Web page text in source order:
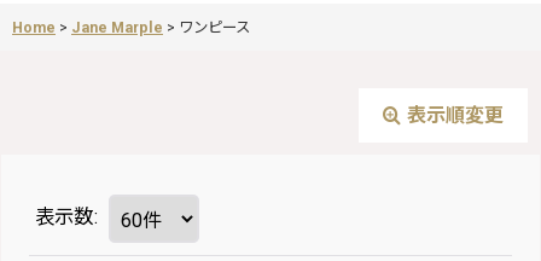
Home > Jane Marple > ワンピース
表示順変更
表示数: